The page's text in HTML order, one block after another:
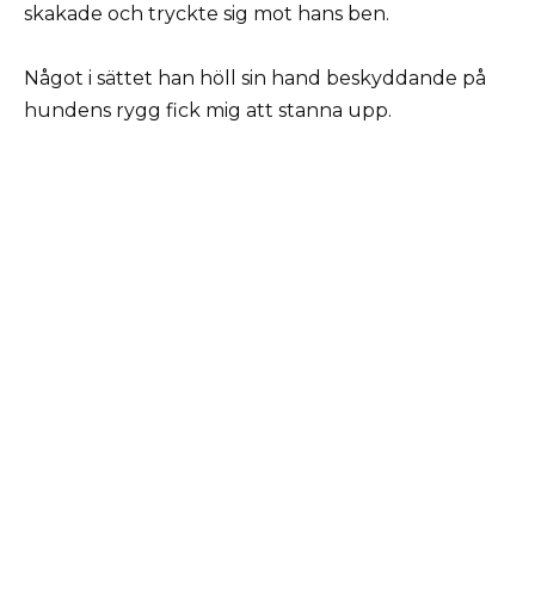
skakade och tryckte sig mot hans ben.
Något i sättet han höll sin hand beskyddande på
hundens rygg fick mig att stanna upp.